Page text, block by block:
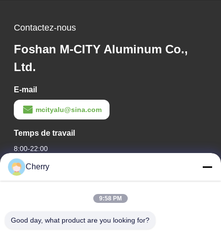
Contactez-nous
Foshan M-CITY Aluminum Co.,
Ltd.
E-mail
mcityalu@sina.com
Temps de travail
8:00-22:00
Notre adresse
Le parc industriel de Hegui, Lishui, Nanhai Foshan
Cherry
9:58 PM
Good day, what product are you looking for?